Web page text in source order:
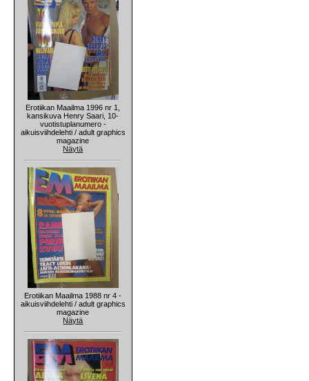
Erotiikan Maailma 1996 nr 1,
kansikuva Henry Saari, 10-
vuotistuplanumero -
aikuisviihdelehti / adult graphics
magazine
Näytä
Erotiikan Maailma 1988 nr 4 -
aikuisviihdelehti / adult graphics
magazine
Näytä